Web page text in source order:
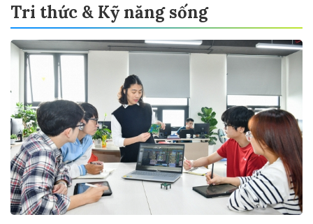
Tri thức & Kỹ năng sống